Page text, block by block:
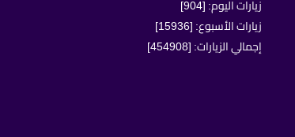
زيارات اليوم: [904]
زيارات الأسبوع: [15936]
إجمالي الزيارات: [454908]